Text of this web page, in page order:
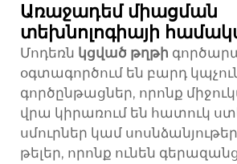
Առաջադեմ միացման
տեխնոլոգիայի
Մոդեռն կցված թղթի
օգտագործում են բարդ
գործընթացներ, որոնք
վրա կիրառում են հատուկ
սմուրներ կամ
թելեր, որոնք ունեն